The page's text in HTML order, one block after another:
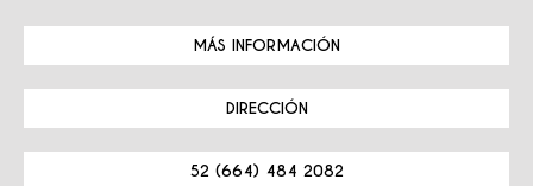
MÁS INFORMACIÓN
DIRECCIÓN
52 (664) 484 2082